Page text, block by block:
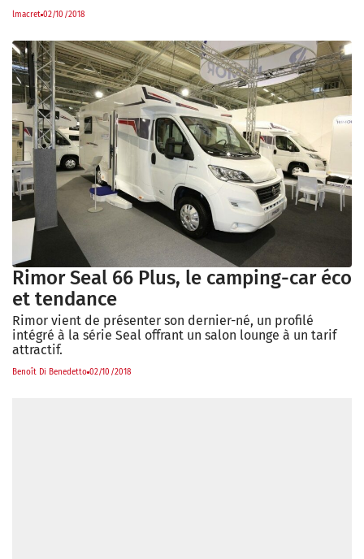
lmacret 02/10/2018
Rimor Seal 66 Plus, le camping-car éco
et tendance
Rimor vient de présenter son dernier-né, un profilé
intégré à la série Seal offrant un salon lounge à un tarif
attractif.
Benoît Di Benedetto 02/10/2018